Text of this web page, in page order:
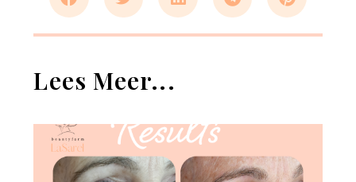
Lees Meer...